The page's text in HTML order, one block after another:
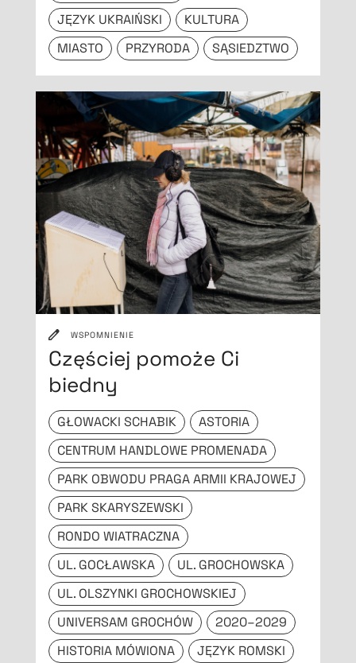
JĘZYK UKRAIŃSKI
KULTURA
MIASTO
PRZYRODA SĄSIEDZTWO
WSPOMNIENIE
Częściej pomoże Ci
biedny
GŁOWACKI SCHABIK
ASTORIA
CENTRUM HANDLOWE PROMENADA
PARK OBWODU PRAGA ARMII KRAJOWEJ
PARK SKARYSZEWSKI
RONDO WIATRACZNA
UL. GOCŁAWSKA
UL. GROCHOWSKA
UL. OLSZYNKI GROCHOWSKIEJ
UNIVERSAM GROCHÓW
2020–2029
HISTORIA MÓWIONA
JĘZYK ROMSKI